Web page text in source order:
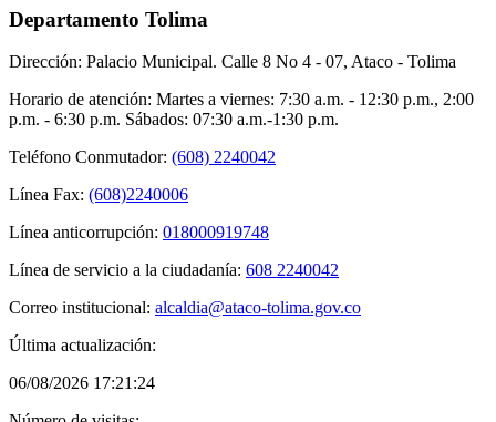
Departamento Tolima
Dirección: Palacio Municipal. Calle 8 No 4 - 07, Ataco - Tolima
Horario de atención: Martes a viernes: 7:30 a.m. - 12:30 p.m., 2:00
p.m. - 6:30 p.m. Sábados: 07:30 a.m.-1:30 p.m.
Teléfono Conmutador: (608) 2240042
Línea Fax: (608)2240006
Línea anticorrupción: 018000919748
Línea de servicio a la ciudadanía: 608 2240042
Correo institucional: alcaldia@ataco-tolima.gov.co
Última actualización:
06/08/2026 17:21:24